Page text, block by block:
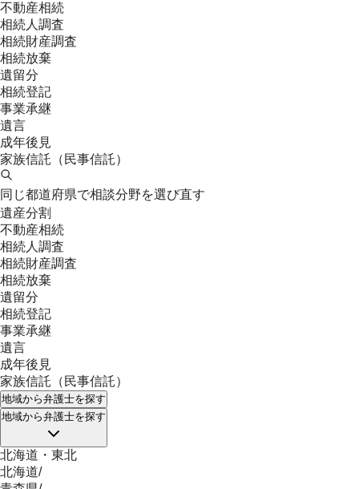
不動産相続
相続人調査
相続財産調査
相続放棄
遺留分
相続登記
事業承継
遺言
成年後見
家族信託（民事信託）
同じ都道府県で相談分野を選び直す
遺産分割
不動産相続
相続人調査
相続財産調査
相続放棄
遺留分
相続登記
事業承継
遺言
成年後見
家族信託（民事信託）
地域から弁護士を探す
地域から弁護士を探す
北海道・東北
北海道/